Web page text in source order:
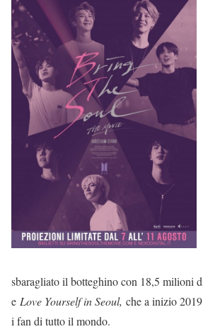
sbaragliato il botteghino con 18,5 milioni
e Love Yourself in Seoul, che a inizio
i fan di tutto il mondo.